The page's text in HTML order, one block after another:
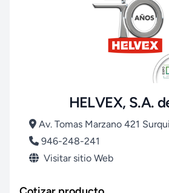
HELVEX, S.A.
Av. Tomas Marzano 421
946-248-241
Visitar sitio Web